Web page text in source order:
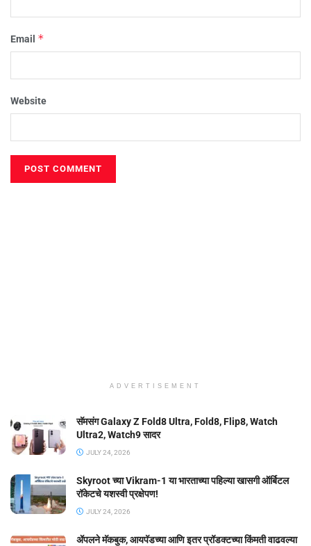
Email *
Website
ADVERTISEMENT
सॅमसंग Galaxy Z Fold8 Ultra, Fold8, Flip8, Watch
Ultra2, Watch9 सादर
JULY 24, 2026
Skyroot च्या Vikram-1 या भारताच्या पहिल्या खासगी ऑर्बिटल
रॉकेटचे यशस्वी प्रक्षेपण!
JULY 24, 2026
ॲपलने मॅकबुक, आयपॅडच्या आणि इतर प्रॉडक्टच्या किंमती वाढवल्या